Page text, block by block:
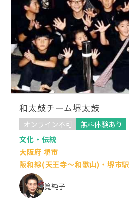
和太鼓チーム堺太鼓
オンライン不可
無料体験あり
文化・伝統
大阪府 堺市
阪和線(天王寺～和歌山)・堺市駅
筧純子